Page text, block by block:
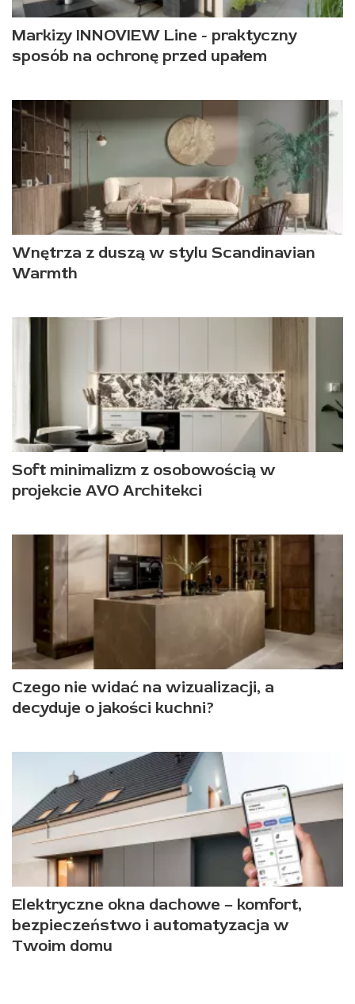
Markizy INNOVIEW Line - praktyczny
sposób na ochronę przed upałem
Wnętrza z duszą w stylu Scandinavian
Warmth
Soft minimalizm z osobowością w
projekcie AVO Architekci
Czego nie widać na wizualizacji, a
decyduje o jakości kuchni?
Elektryczne okna dachowe – komfort,
bezpieczeństwo i automatyzacja w
Twoim domu